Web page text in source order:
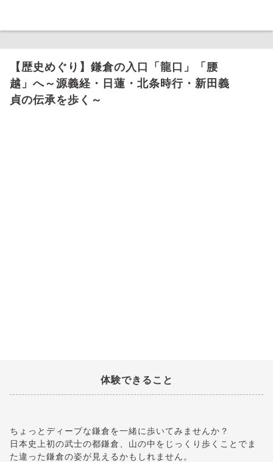
【歴史めぐり】鎌倉の入口「龍口」「腰
越」へ～源義経・日蓮・北条時行・新田義
貞の伝承を歩く～
体験できること
ちょっとディープな鎌倉を一緒に歩いてみませんか？
日本史上初の武士の都鎌倉、山の中をじっくり歩くことでま
た違った鎌倉の姿が見えるかもしれません。